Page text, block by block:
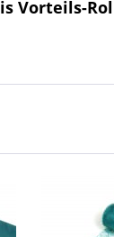
Vorteils-